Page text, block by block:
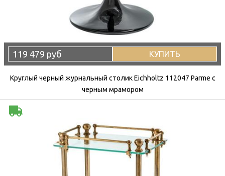
119 479 руб КУПИТЬ
Круглый черный журнальный столик Eichholtz 112047 Parme с
черным мрамором